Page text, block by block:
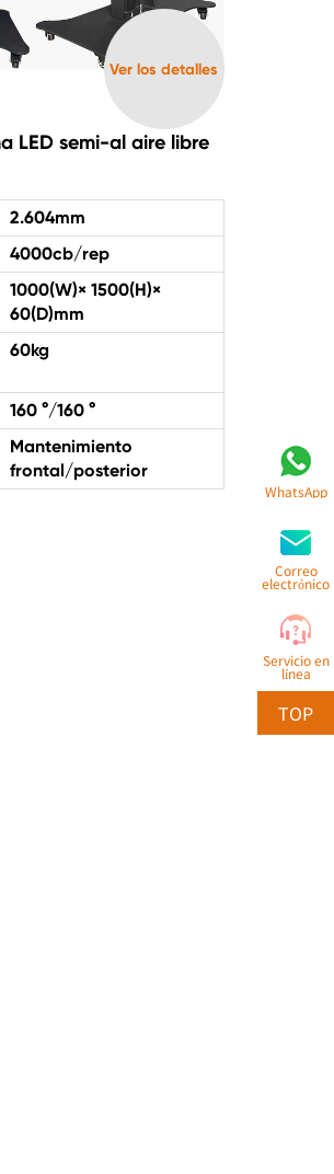
Ver los detalles
LED semi-al aire libre
2.604mm
4000cb/rep
1000(W)× 1500(H)×
60(D)mm
60kg
160 °/160 °
Mantenimiento
frontal/posterior
WhatsApp
Correo
electrónico
Servicio en
línea
TOP